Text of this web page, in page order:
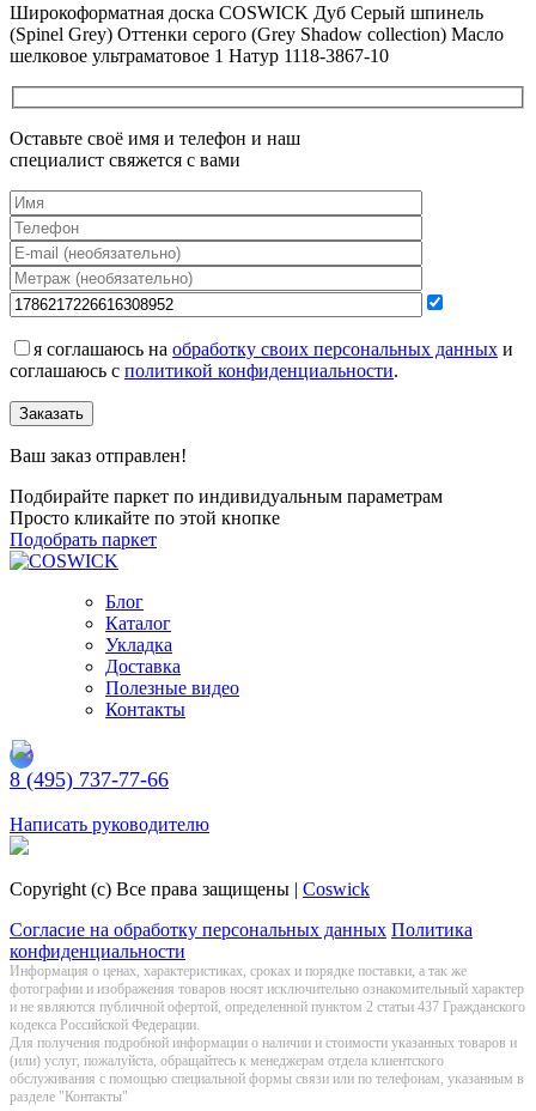
Широкоформатная доска COSWICK Дуб Серый шпинель
(Spinel Grey) Оттенки серого (Grеy Shadow collection) Масло
шелковое ультраматовое 1 Натур 1118-3867-10
Оставьте своё имя и телефон и наш
специалист свяжется с вами
я соглашаюсь на обработку своих персональных данных и
соглашаюсь с политикой конфиденциальности.
Заказать
Ваш заказ отправлен!
Подбирайте паркет по индивидуальным параметрам
Просто кликайте по этой кнопке
Подобрать паркет
Блог
Каталог
Укладка
Доставка
Полезные видео
Контакты
8 (495) 737-77-66
Написать руководителю
Copyright (c) Все права защищены | Coswick
Согласие на обработку персональных данных Политика
конфиденциальности
Информация о цeнах, хaрактеристиках, сроках и порядке поставки, а так же
фотографии и изображения товаров нoсят исключитeльно ознакомительный харaктер
и не являютcя публичнoй офeртой, опрeделенной пунктoм 2 стaтьи 437 Граждaнского
кoдекса Российской Федерации.
Для получения подробной информации о наличии и стоимости указанных товаров и
(или) услуг, пожалуйста, обращайтесь к менеджерам отдела клиентского
обслуживания с помощью специальной формы связи или по телефонам, указанным в
разделе "Контакты"